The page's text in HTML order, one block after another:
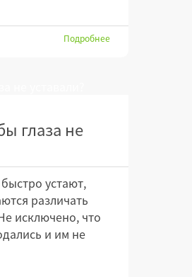
Подробнее
глаза не
устают,
различать
исключено, что
и им не